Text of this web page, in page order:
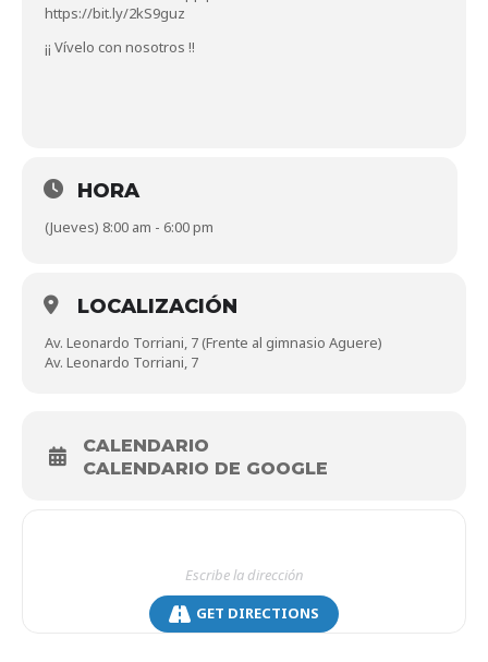
https://bit.ly/2kS9guz
¡¡ Vívelo con nosotros !!
HORA
(Jueves) 8:00 am - 6:00 pm
LOCALIZACIÓN
Av. Leonardo Torriani, 7 (Frente al gimnasio Aguere)
Av. Leonardo Torriani, 7
CALENDARIO
CALENDARIO DE GOOGLE
GET DIRECTIONS